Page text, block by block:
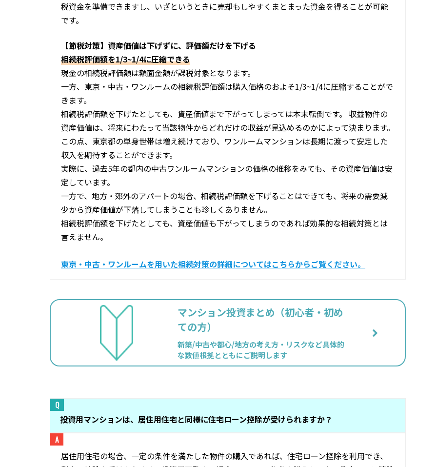
税資金を準備できますし、いざというときに売却もしやすくまとまった資金を得ることが可能
です。
【節税対策】資産価値は下げずに、評価額だけを下げる
相続税評価額を1/3~1/4に圧縮できる
現金の相続税評価額は額面金額が課税対象となります。
一方、東京・中古・ワンルームの相続税評価額は購入価格のおよそ1/3~1/4に圧縮することがで
きます。
相続税評価額を下げたとしても、資産価値まで下がってしまっては本末転倒です。 収益物件の
資産価値は、将来にわたって当該物件からどれだけの収益が見込めるのかによって決まります。
この点、東京都の単身世帯は増え続けており、ワンルームマンションは長期に渡って安定した
収入を期待することができます。
実際に、過去5年の都内の中古ワンルームマンションの価格の推移をみても、その資産価値は安
定しています。
一方で、地方・郊外のアパートの場合、相続税評価額を下げることはできても、将来の需要減
少から資産価値が下落してしまうことも珍しくありません。
相続税評価額を下げたとしても、資産価値も下がってしまうのであれば効果的な相続対策とは
言えません。
東京・中古・ワンルームを用いた相続対策の詳細についてはこちらからご覧ください。
マンション投資まとめ（初心者・初め
ての方）
新築/中古や都心/地方の考え方・リスクなど具体的
な数値根拠とともにご説明します
投資用マンションは、居住用住宅と同様に住宅ローン控除が受けられますか？
居住用住宅の場合、一定の条件を満たした物件の購入であれば、住宅ローン控除を利用でき、